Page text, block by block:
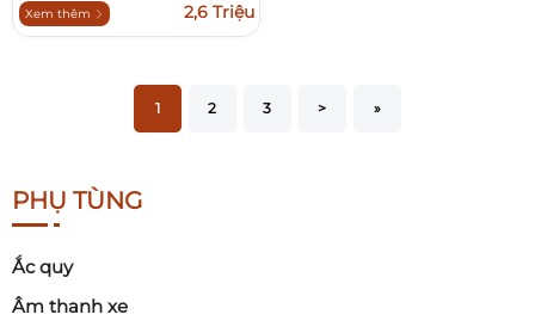
Xem thêm 2,6 Triệu
1 2 3 > »
PHỤ TÙNG
Ắc quy
Âm thanh xe